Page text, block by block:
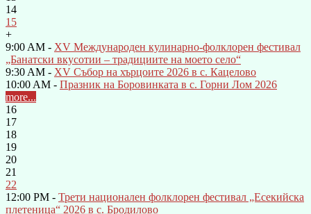
14
15
+
9:00 AM - XV Международен кулинарно-фолклорен фестивал
„Банатски вкусотии – традициите на моето село“
9:30 AM - XV Събор на хърцоите 2026 в с. Кацелово
10:00 AM - Празник на Боровинката в с. Горни Лом 2026
more...
16
17
18
19
20
21
22
12:00 PM - Трети национален фолклорен фестивал „Есекийска
плетеница“ 2026 в с. Бродилово